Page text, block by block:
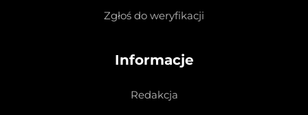
Zgłoś do weryfikacji
Informacje
Redakcja